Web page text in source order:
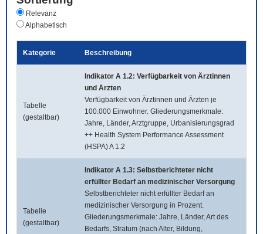
Relevanz
Alphabetisch
Kategorie Beschreibung
Tabelle
(gestaltbar)
Indikator A 1.2: Verfügbarkeit von Ärztinnen
und Ärzten
Verfügbarkeit von Ärztinnen und Ärzten je
100.000 Einwohner. Gliederungsmerkmale:
Jahre, Länder, Arztgruppe, Urbanisierungsgrad
++ Health System Performance Assessment
(HSPA) A 1.2
Tabelle
(gestaltbar)
Indikator A 1.3: Selbstberichteter nicht
erfüllter Bedarf an medizinischer Versorgung
Selbstberichteter nicht erfüllter Bedarf an
medizinischer Versorgung in Prozent.
Gliederungsmerkmale: Jahre, Länder, Art des
Bedarfs, Stratum (nach Alter, Bildung,